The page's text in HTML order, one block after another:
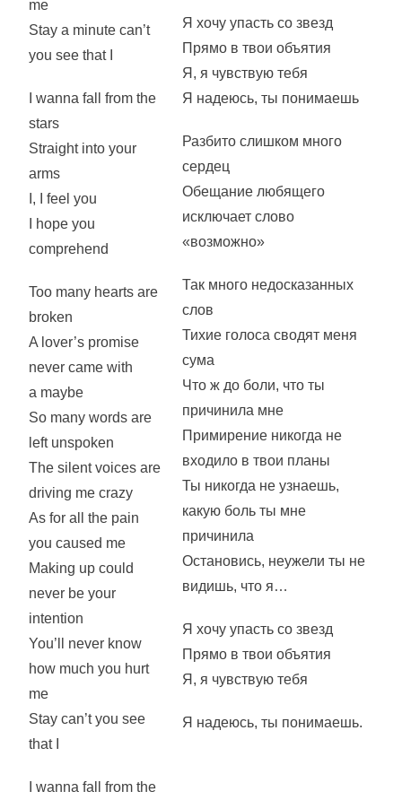
me
Stay a minute can’t
you see that I
I wanna fall from the
stars
Straight into your
arms
I, I feel you
I hope you
comprehend
Too many hearts are
broken
A lover’s promise
never came with
a maybe
So many words are
left unspoken
The silent voices are
driving me crazy
As for all the pain
you caused me
Making up could
never be your
intention
You’ll never know
how much you hurt
me
Stay can’t you see
that I
I wanna fall from the
Я хочу упасть со звезд
Прямо в твои объятия
Я, я чувствую тебя
Я надеюсь, ты понимаешь
Разбито слишком много
сердец
Обещание любящего
исключает слово
«возможно»
Так много недосказанных
слов
Тихие голоса сводят меня
сума
Что ж до боли, что ты
причинила мне
Примирение никогда не
входило в твои планы
Ты никогда не узнаешь,
какую боль ты мне
причинила
Остановись, неужели ты не
видишь, что я…
Я хочу упасть со звезд
Прямо в твои объятия
Я, я чувствую тебя
Я надеюсь, ты понимаешь.